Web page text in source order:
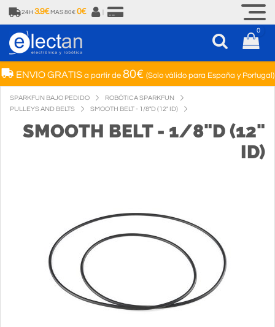
24H 3.9€ MAS 80€ 0€
0
ENVIO GRATISa partir de 80€ (Solo válido para España y Portugal)
SPARKFUN BAJO PEDIDO
ROBÓTICA SPARKFUN
PULLEYS AND BELTS
SMOOTH BELT - 1/8"D (12" ID)
SMOOTH BELT - 1/8"D (12"
ID)